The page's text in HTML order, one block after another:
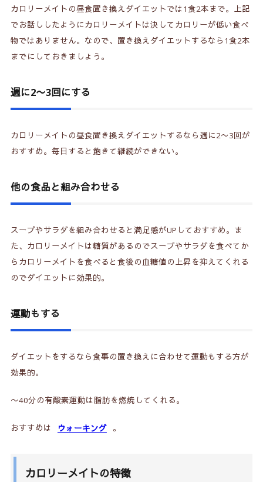
カロリーメイトの昼食置き換えダイエットでは1食2本まで。上記
でお話ししたようにカロリーメイトは決してカロリーが低い食べ
物ではありません。なので、置き換えダイエットするなら1食2本
までにしておきましょう。
週に2〜3回にする
カロリーメイトの昼食置き換えダイエットするなら週に2〜3回が
おすすめ。毎日すると飽きて継続ができない。
他の食品と組み合わせる
スープやサラダを組み合わせると満足感がUPしておすすめ。ま
た、カロリーメイトは糖質があるのでスープやサラダを食べてか
らカロリーメイトを食べると食後の血糖値の上昇を抑えてくれる
のでダイエットに効果的。
運動もする
ダイエットをするなら食事の置き換えに合わせて運動もする方が
効果的。
〜40分の有酸素運動は脂肪を燃焼してくれる。
おすすめは ウォーキング 。
カロリーメイトの特徴